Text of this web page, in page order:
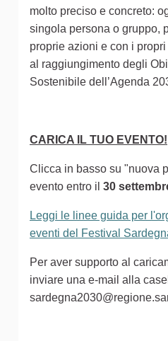
molto preciso e concreto:
singola persona o gruppo,
proprie azioni e con i propri
al raggiungimento degli
Sostenibile dell’Agenda
CARICA IL TUO EVENTO!
Clicca in basso su "nuova
evento entro il 30
Leggi le linee guida per
eventi del Festival
Per aver supporto al
inviare una e-mail alla